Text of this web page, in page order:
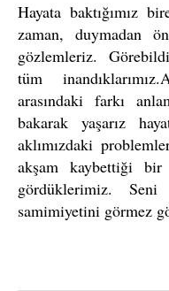
Hayata baktığımız
zaman, duymadan
gözlemleriz.
tüm
arasındaki farkı
bakarak yaşarız
aklımızdaki
akşam kaybettiği bir
gördüklerimiz.
samimiyetini görmez